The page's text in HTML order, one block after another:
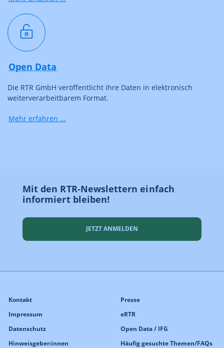
Open Data
Die RTR GmbH veröffentlicht ihre Daten in elektronisch
weiterverarbeitbarem Format.
Mehr erfahren ...
Mit den RTR-Newslettern einfach
informiert bleiben!
JETZT ANMELDEN
Kontakt
Impressum
Datenschutz
Hinweisgeber:innen
Presse
eRTR
Open Data / IFG
Häufig gesuchte Themen/FAQs